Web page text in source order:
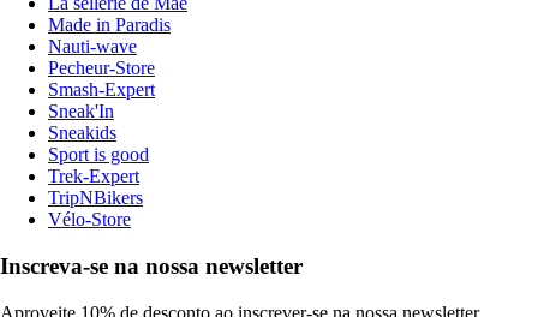
Made in Paradis
Nauti-wave
Pecheur-Store
Smash-Expert
Sneak'In
Sneakids
Sport is good
Trek-Expert
TripNBikers
Vélo-Store
Inscreva-se na nossa newsletter
Aproveite 10% de desconto ao inscrever-se na nossa newsletter